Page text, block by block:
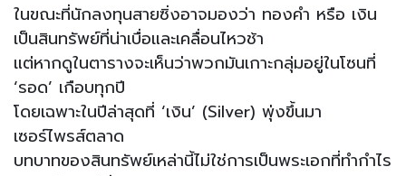
ในขณะที่นักลงทุนสายซิ่งอาจมองว่า ทองคำ หรือ เงิน
เป็นสินทรัพย์ที่น่าเบื่อและเคลื่อนไหวช้า
แต่หากดูในตารางจะเห็นว่าพวกมันเกาะกลุ่มอยู่ในโซนที่
‘รอด’ เกือบทุกปี
โดยเฉพาะในปีล่าสุดที่ ‘เงิน’ (Silver) พุ่งขึ้นมา
เซอร์ไพรส์ตลาด
บทบาทของสินทรัพย์เหล่านี้ไม่ใช่การเป็นพระเอกที่ทำกำไร